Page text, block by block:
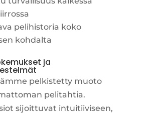
pelihistoria koko
kohdalta
ja
pelkistetty muoto
pelitahtia.
sijoittuvat intuitiiviseen,